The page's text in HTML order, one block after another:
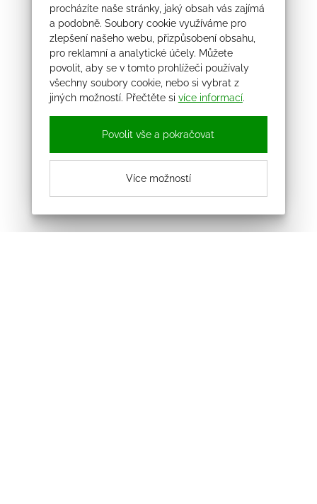
procházíte naše stránky, jaký obsah vás zajímá
a podobně. Soubory cookie využíváme pro
zlepšení našeho webu, přizpůsobení obsahu,
pro reklamní a analytické účely. Můžete
povolit, aby se v tomto prohlížeči používaly
všechny soubory cookie, nebo si vybrat z
jiných možností. Přečtěte si více informací.
Povolit vše a pokračovat
Více možností